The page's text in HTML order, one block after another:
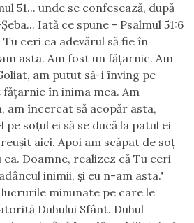
51... unde se confesează, după
Şeba... Iată ce spune - Psalmul 51:6
ceri ca adevărul să fie în
asta. Am fost un făţarnic. Am
am putut să-i înving pe
făţarnic în inima mea. Am
am încercat să acopăr asta,
pe soţul ei să se ducă la patul ei
şit aici. Apoi am scăpat de soţ
Doamne, realizez că Tu ceri
âncul inimii, şi eu n-am asta."
minunate pe care le
ă Duhului Sfânt. Duhul